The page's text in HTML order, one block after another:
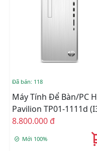
Đã bán: 118
Máy Tính Để Bàn/PC
Pavilion TP01-1111d
10100/4GB RAM/256GB
SSD/WL+BT/DVDRW/
10) (180S1AA)
8.800.000 đ
Mới 100%